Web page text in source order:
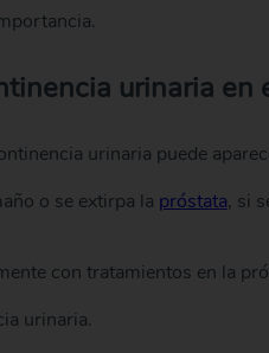
urinaria en
urinaria puede
o se extirpa la próstata, si
con tratamientos en la
urinaria.